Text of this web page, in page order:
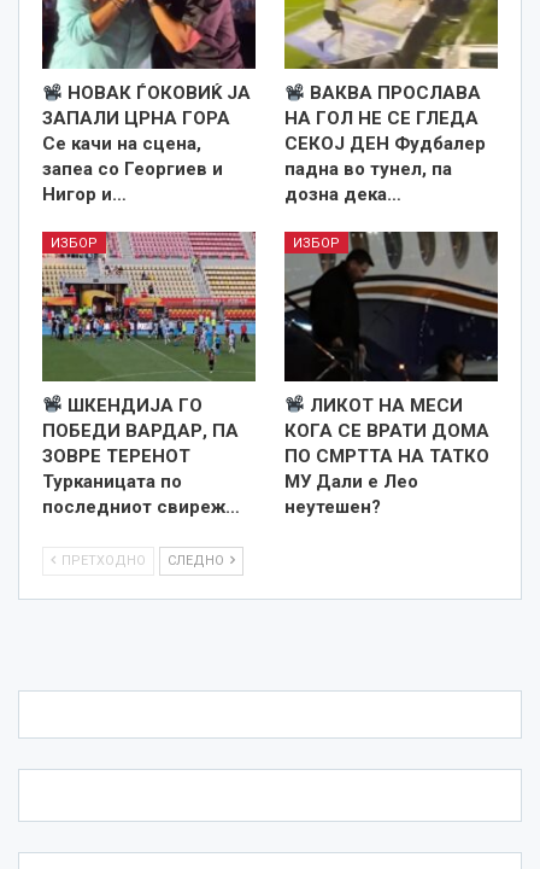
НОВАК ЃОКОВИЌ ЈА
ЗАПАЛИ ЦРНА ГОРА
Се качи на сцена,
запеа со Георгиев и
Нигор и…
ВАКВА ПРОСЛАВА
НА ГОЛ НЕ СЕ ГЛЕДА
СЕКОЈ ДЕН Фудбалер
падна во тунел, па
дозна дека…
ИЗБОР
ШКЕНДИЈА ГО
ПОБЕДИ ВАРДАР, ПА
ЗОВРЕ ТЕРЕНОТ
Турканицата по
последниот свиреж…
ИЗБОР
ЛИКОТ НА МЕСИ
КОГА СЕ ВРАТИ ДОМА
ПО СМРТТА НА ТАТКО
МУ Дали е Лео
неутешен?
ПРЕТХОДНО СЛЕДНО